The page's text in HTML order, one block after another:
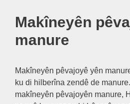
Makîneyên
manure
Makîneyên pêvajoyê yên
ku di hilberîna zendê de
makîneyên pêvajoyên manure,